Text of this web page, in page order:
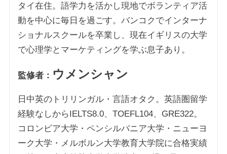
タイ在住。語学力を活かし現地でボランティア活
動を中心に毎日を過ごす。バンコクでインターナ
ショナルスクールを卒業し、現在イギリスの大学
で心理学とマーケティングを学ぶ息子あり。
監修者： ウメンシャン
日中英のトリリンガル・言語オタク。英語圏留学
経験なしからIELTS8.0、TOEFL104、GRE322。
コロンビア大学・ペンシルバニア大学・ニューヨ
ーク大学・メルボルン大学教育大学院に合格実績